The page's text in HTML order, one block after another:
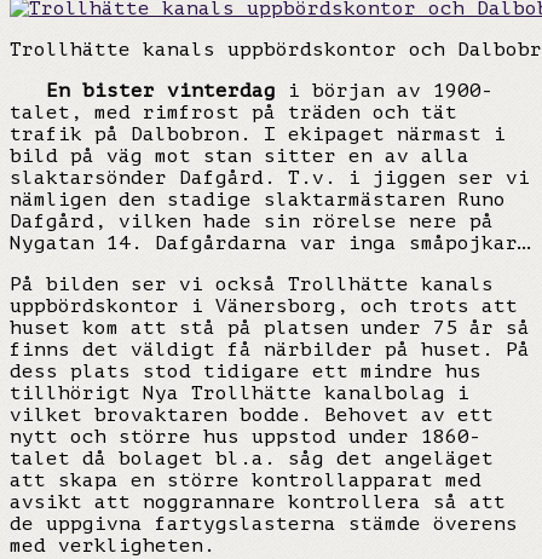
Trollhätte kanals uppbördskontor och
En bister vinterdag i början av 1900-
talet, med rimfrost på träden och tät
trafik på Dalbobron. I ekipaget närmast i
bild på väg mot stan sitter en av alla
slaktarsönder Dafgård. T.v. i jiggen ser vi
nämligen den stadige slaktarmästaren Runo
Dafgård, vilken hade sin rörelse nere på
Nygatan 14. Dafgårdarna var inga småpojkar…
På bilden ser vi också Trollhätte kanals
uppbördskontor i Vänersborg, och trots att
huset kom att stå på platsen under 75 år så
finns det väldigt få närbilder på huset. På
dess plats stod tidigare ett mindre hus
tillhörigt Nya Trollhätte kanalbolag i
vilket brovaktaren bodde. Behovet av ett
nytt och större hus uppstod under 1860-
talet då bolaget bl.a. såg det angeläget
att skapa en större kontrollapparat med
avsikt att noggrannare kontrollera så att
de uppgivna fartygslasterna stämde överens
med verkligheten.